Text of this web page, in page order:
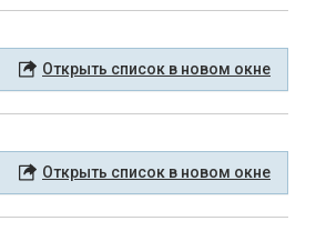
Открыть список в новом окне
Открыть список в новом окне